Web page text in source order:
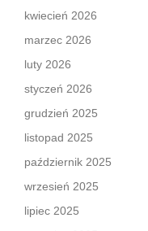
kwiecień 2026
marzec 2026
luty 2026
styczeń 2026
grudzień 2025
listopad 2025
październik 2025
wrzesień 2025
lipiec 2025